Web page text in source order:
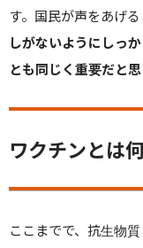
す。国民が声をあげ
しがないようにしっ
とも同じく重要だと思
ワクチンとは
ここまでで、抗生物